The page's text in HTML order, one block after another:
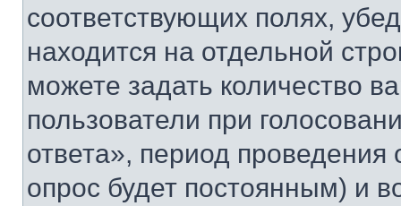
соответствующих полях,
находится на отдельной
можете задать количество
пользователи при
ответа», период проведения
опрос будет постоянным) и